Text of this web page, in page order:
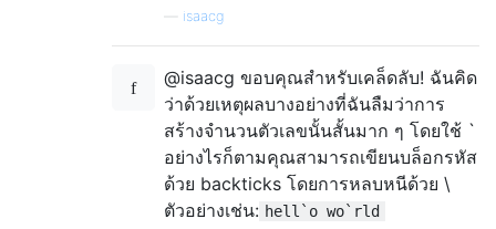
isaacg
@isaacg ขอบคุณสำหรับเคล็ดลับ! ฉันคิด
ว่าด้วยเหตุผลบางอย่างที่ฉันลืมว่าการ
สร้างจำนวนตัวเลขนั้นสั้นมาก ๆ โดยใช้ `
อย่างไรก็ตามคุณสามารถเขียนบล็อกรหัส
ด้วย backticks โดยการหลบหนีด้วย \
ตัวอย่างเช่น: hell`o wo`rld